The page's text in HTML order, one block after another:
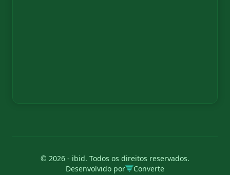
© 2026 - ibid. Todos os direitos reservados.
Desenvolvido por
Converte